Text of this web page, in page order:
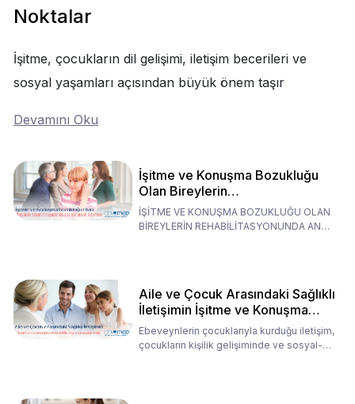
Noktalar
İşitme, çocukların dil gelişimi, iletişim becerileri ve
sosyal yaşamları açısından büyük önem taşır
Devamını Oku
İşitme ve Konuşma Bozukluğu
Olan Bireylerin
Rehabilitasyonunda Ana
Babaların Tutumları
İŞİTME VE KONUŞMA BOZUKLUĞU OLAN
BİREYLERİN REHABİLİTASYONUNDA ANA
Aile ve Çocuk Arasındaki Sağlıklı
İletişimin İşitme ve Konuşma
Rehabilitasyonundaki Rolü
Ebeveynlerin çocuklarıyla kurduğu iletişim,
çocukların kişilik gelişiminde ve sosyal-